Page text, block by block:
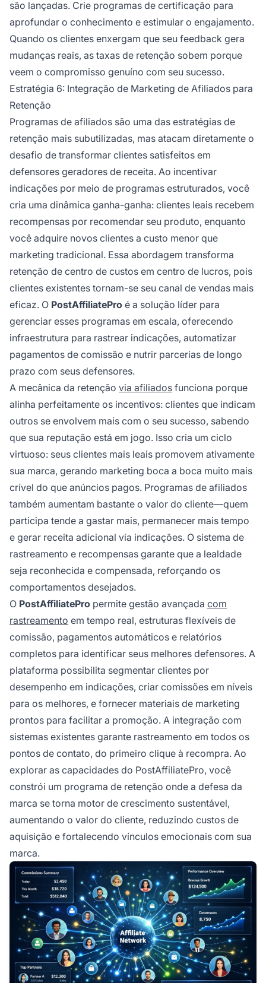
são lançadas. Crie programas de certificação para
aprofundar o conhecimento e estimular o engajamento.
Quando os clientes enxergam que seu feedback gera
mudanças reais, as taxas de retenção sobem porque
veem o compromisso genuíno com seu sucesso.
Estratégia 6: Integração de Marketing de Afiliados para
Retenção
Programas de afiliados são uma das estratégias de
retenção mais subutilizadas, mas atacam diretamente o
desafio de transformar clientes satisfeitos em
defensores geradores de receita. Ao incentivar
indicações por meio de programas estruturados, você
cria uma dinâmica ganha-ganha: clientes leais recebem
recompensas por recomendar seu produto, enquanto
você adquire novos clientes a custo menor que
marketing tradicional. Essa abordagem transforma
retenção de centro de custos em centro de lucros, pois
clientes existentes tornam-se seu canal de vendas mais
eficaz. O PostAffiliatePro é a solução líder para
gerenciar esses programas em escala, oferecendo
infraestrutura para rastrear indicações, automatizar
pagamentos de comissão e nutrir parcerias de longo
prazo com seus defensores.
A mecânica da retenção via afiliados funciona porque
alinha perfeitamente os incentivos: clientes que indicam
outros se envolvem mais com o seu sucesso, sabendo
que sua reputação está em jogo. Isso cria um ciclo
virtuoso: seus clientes mais leais promovem ativamente
sua marca, gerando marketing boca a boca muito mais
crível do que anúncios pagos. Programas de afiliados
também aumentam bastante o valor do cliente—quem
participa tende a gastar mais, permanecer mais tempo
e gerar receita adicional via indicações. O sistema de
rastreamento e recompensas garante que a lealdade
seja reconhecida e compensada, reforçando os
comportamentos desejados.
O PostAffiliatePro permite gestão avançada com
rastreamento em tempo real, estruturas flexíveis de
comissão, pagamentos automáticos e relatórios
completos para identificar seus melhores defensores. A
plataforma possibilita segmentar clientes por
desempenho em indicações, criar comissões em níveis
para os melhores, e fornecer materiais de marketing
prontos para facilitar a promoção. A integração com
sistemas existentes garante rastreamento em todos os
pontos de contato, do primeiro clique à recompra. Ao
explorar as capacidades do PostAffiliatePro, você
constrói um programa de retenção onde a defesa da
marca se torna motor de crescimento sustentável,
aumentando o valor do cliente, reduzindo custos de
aquisição e fortalecendo vínculos emocionais com sua
marca.